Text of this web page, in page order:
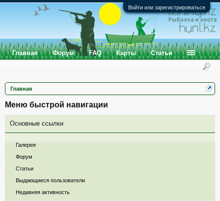
Войти или зарегистрироваться
Главная
Меню быстрой навигации
Основные ссылки
Галерея
Форум
Статьи
Выдающиеся пользователи
Недавняя активность
Главная Форум FAQ Карты Статьи